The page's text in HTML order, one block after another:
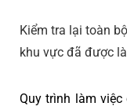
Kiểm tra lại toàn
khu vực đã được
Quy trình làm